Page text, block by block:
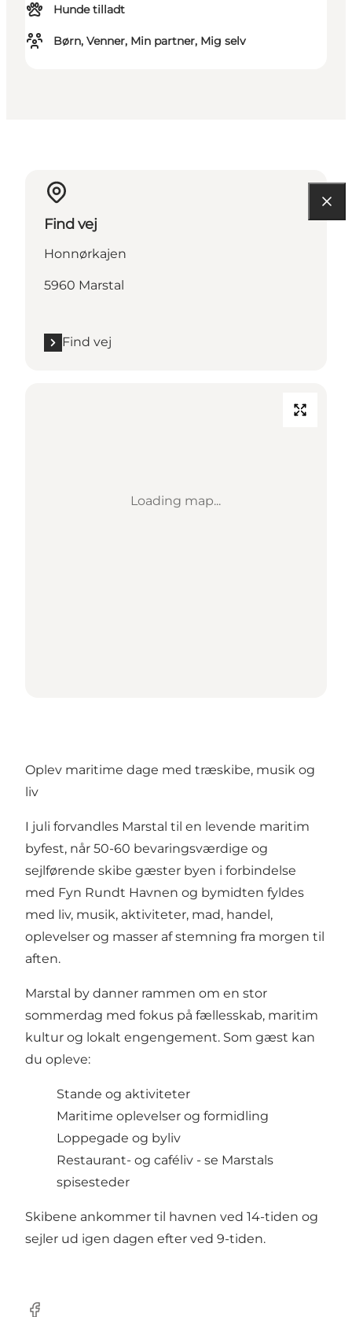
Hunde tilladt
Børn, Venner, Min partner, Mig selv
Find vej
Honnørkajen
5960 Marstal
Find vej
Loading map...
Oplev maritime dage med træskibe, musik og
liv
I juli forvandles Marstal til en levende maritim
byfest, når 50-60 bevaringsværdige og
sejlførende skibe gæster byen i forbindelse
med Fyn Rundt Havnen og bymidten fyldes
med liv, musik, aktiviteter, mad, handel,
oplevelser og masser af stemning fra morgen til
aften.
Marstal by danner rammen om en stor
sommerdag med fokus på fællesskab, maritim
kultur og lokalt engengement. Som gæst kan
du opleve:
Stande og aktiviteter
Maritime oplevelser og formidling
Loppegade og byliv
Restaurant- og caféliv - se Marstals
spisesteder
Skibene ankommer til havnen ved 14-tiden og
sejler ud igen dagen efter ved 9-tiden.